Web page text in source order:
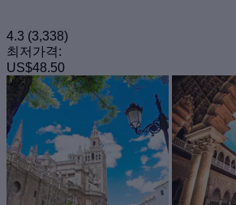
4.3 (3,338)
최저가격:
US$48.50